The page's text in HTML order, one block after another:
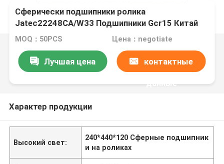
Сферически подшипники ролика
Jatec22248CA/W33 Подшипники Gcr15 Китай
вентилятора 240*440*120
MOQ：50PCS Цена：negotiate
Лучшая цена контактные
данные
Характер продукции
Высокий свет:
240*440*120 Сферные подшипник
и на роликах